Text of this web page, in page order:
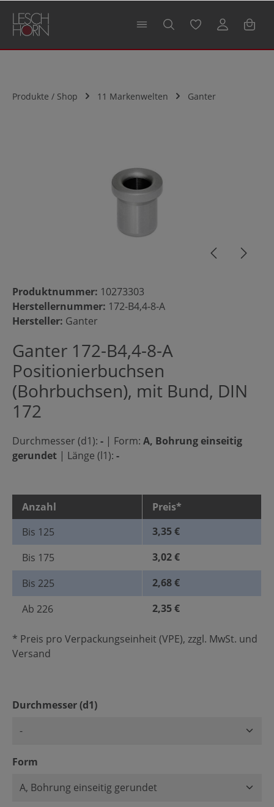
springen
Produkte / Shop 11 Markenwelten Ganter
Produktnummer: 10273303
Herstellernummer: 172-B4,4-8-A
Hersteller: Ganter
Ganter 172-B4,4-8-A
Positionierbuchsen
(Bohrbuchsen), mit Bund, DIN
172
Durchmesser (d1): - | Form: A, Bohrung einseitig
gerundet | Länge (l1): -
Anzahl
Preis*
Bis 125
3,35 €
Bis 175
3,02 €
Bis 225
2,68 €
Ab 226 2,35 €
* Preis pro Verpackungseinheit (VPE), zzgl. MwSt. und
Versand
Durchmesser (d1)auswählen
Form